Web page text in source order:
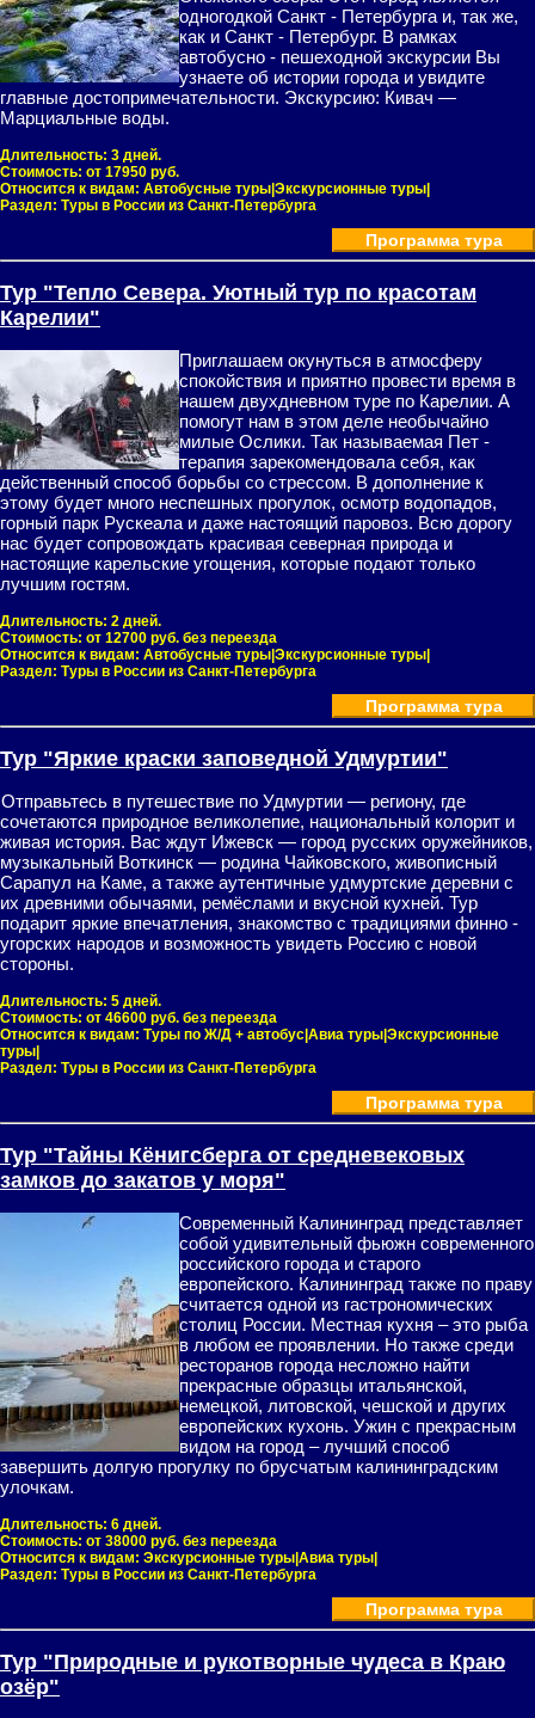
одногодкой Санкт - Петербурга и, так же,
как и Санкт - Петербург. В рамках
автобусно - пешеходной экскурсии Вы
узнаете об истории города и увидите
главные достопримечательности. Экскурсию: Кивач —
Марциальные воды.
Длительность: 3 дней.
Стоимость: от 17950 руб.
Относится к видам: Автобусные туры|Экскурсионные туры|
Раздел: Туры в России из Санкт-Петербурга
Программа тура
Тур "Тепло Севера. Уютный тур по красотам
Карелии"
Приглашаем окунуться в атмосферу
спокойствия и приятно провести время в
нашем двухдневном туре по Карелии. А
помогут нам в этом деле необычайно
милые Ослики. Так называемая Пет -
терапия зарекомендовала себя, как
действенный способ борьбы со стрессом. В дополнение к
этому будет много неспешных прогулок, осмотр водопадов,
горный парк Рускеала и даже настоящий паровоз. Всю дорогу
нас будет сопровождать красивая северная природа и
настоящие карельские угощения, которые подают только
лучшим гостям.
Длительность: 2 дней.
Стоимость: от 12700 руб. без переезда
Относится к видам: Автобусные туры|Экскурсионные туры|
Раздел: Туры в России из Санкт-Петербурга
Программа тура
Тур "Яркие краски заповедной Удмуртии"
Отправьтесь в путешествие по Удмуртии — региону, где
сочетаются природное великолепие, национальный колорит и
живая история. Вас ждут Ижевск — город русских оружейников,
музыкальный Воткинск — родина Чайковского, живописный
Сарапул на Каме, а также аутентичные удмуртские деревни с
их древними обычаями, ремёслами и вкусной кухней. Тур
подарит яркие впечатления, знакомство с традициями финно -
угорских народов и возможность увидеть Россию с новой
стороны.
Длительность: 5 дней.
Стоимость: от 46600 руб. без переезда
Относится к видам: Туры по Ж/Д + автобус|Авиа туры|Экскурсионные
туры|
Раздел: Туры в России из Санкт-Петербурга
Программа тура
Тур "Тайны Кёнигсберга от средневековых
замков до закатов у моря"
Современный Калининград представляет
собой удивительный фьюжн современного
российского города и старого
европейского. Калининград также по праву
считается одной из гастрономических
столиц России. Местная кухня – это рыба
в любом ее проявлении. Но также среди
ресторанов города несложно найти
прекрасные образцы итальянской,
немецкой, литовской, чешской и других
европейских кухонь. Ужин с прекрасным
видом на город – лучший способ
завершить долгую прогулку по брусчатым калининградским
улочкам.
Длительность: 6 дней.
Стоимость: от 38000 руб. без переезда
Относится к видам: Экскурсионные туры|Авиа туры|
Раздел: Туры в России из Санкт-Петербурга
Программа тура
Тур "Природные и рукотворные чудеса в Краю
озёр"